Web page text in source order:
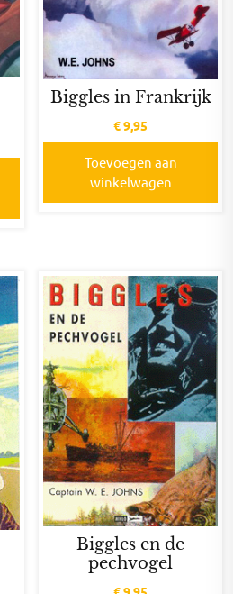
Biggles in Frankrijk
€9,95
Toevoegen aan
winkelwagen
Biggles en de
pechvogel